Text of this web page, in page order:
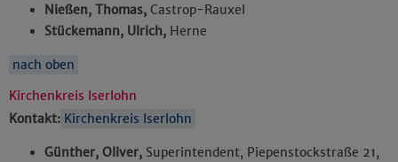
Nießen, Thomas, Castrop-Rauxel
Stückemann, Ulrich, Herne
nach oben
Kirchenkreis Iserlohn
Kontakt: Kirchenkreis Iserlohn
Günther, Oliver, Superintendent, Piepenstockstraße 21,